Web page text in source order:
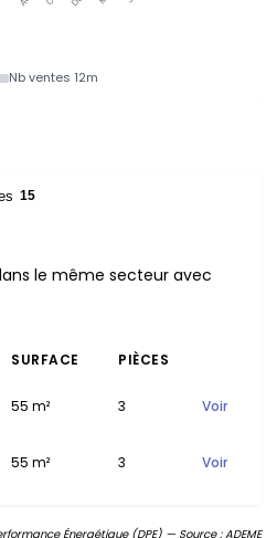
Nb ventes 12m
15
le même secteur avec
SURFACE
PIÈCES
55 m² 3 Voir
55 m² 3 Voir
Énergétique (DPE) — Source : ADEME